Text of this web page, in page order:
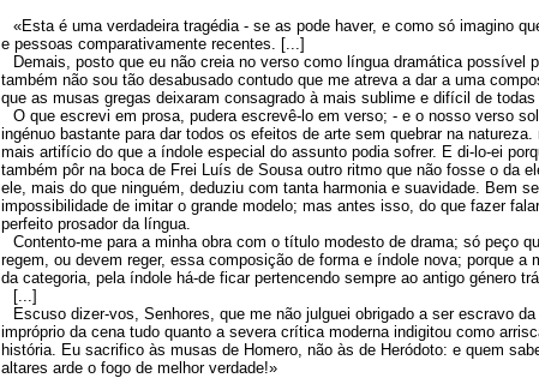
«Esta é uma verdadeira tragédia - se as pode haver, e como só imagino
e pessoas comparativamente recentes. [...]
Demais, posto que eu não creia no verso como língua dramática possível
também não sou tão desabusado contudo que me atreva a dar a uma
que as musas gregas deixaram consagrado à mais sublime e difícil de
O que escrevi em prosa, pudera escrevê-lo em verso; - e o nosso verso
ingénuo bastante para dar todos os efeitos de arte sem quebrar na
mais artifício do que a índole especial do assunto podia sofrer. E di-lo-ei
também pôr na boca de Frei Luís de Sousa outro ritmo que não fosse o da
ele, mais do que ninguém, deduziu com tanta harmonia e suavidade. Bem
impossibilidade de imitar o grande modelo; mas antes isso, do que fazer
perfeito prosador da língua.
Contento-me para a minha obra com o título modesto de drama; só peço
regem, ou devem reger, essa composição de forma e índole nova; porque a
da categoria, pela índole há-de ficar pertencendo sempre ao antigo género
[...]
Escuso dizer-vos, Senhores, que me não julguei obrigado a ser escravo
impróprio da cena tudo quanto a severa crítica moderna indigitou como
história. Eu sacrifico às musas de Homero, não às de Heródoto: e quem
altares arde o fogo de melhor verdade!»